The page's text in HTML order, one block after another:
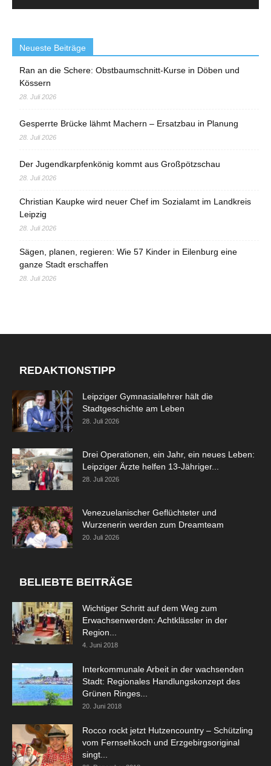
Neueste Beiträge
Ran an die Schere: Obstbaumschnitt-Kurse in Döben und
Kössern
28. Juli 2026
Gesperrte Brücke lähmt Machern – Ersatzbau in Planung
28. Juli 2026
Der Jugendkarpfenkönig kommt aus Großpötzschau
28. Juli 2026
Christian Kaupke wird neuer Chef im Sozialamt im Landkreis
Leipzig
28. Juli 2026
Sägen, planen, regieren: Wie 57 Kinder in Eilenburg eine
ganze Stadt erschaffen
28. Juli 2026
REDAKTIONSTIPP
Leipziger Gymnasiallehrer hält die
Stadtgeschichte am Leben
28. Juli 2026
Drei Operationen, ein Jahr, ein neues Leben:
Leipziger Ärzte helfen 13-Jähriger...
28. Juli 2026
Venezuelanischer Geflüchteter und
Wurzenerin werden zum Dreamteam
20. Juli 2026
BELIEBTE BEITRÄGE
Wichtiger Schritt auf dem Weg zum
Erwachsenwerden: Achtklässler in der
Region...
4. Juni 2018
Interkommunale Arbeit in der wachsenden
Stadt: Regionales Handlungskonzept des
Grünen Ringes...
20. Juni 2018
Rocco rockt jetzt Hutzencountry – Schützling
vom Fernsehkoch und Erzgebirgsoriginal
singt...